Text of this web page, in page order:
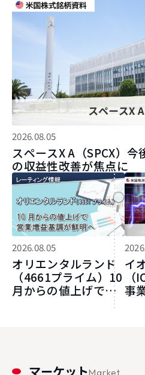
2026.08.05
スペースX A（SPCX）
の収益性改善が焦点に
2026.08.05
オリエンタルランド
（4661プライム）10
月からの値上げで営
業増益基調が鮮明へ
イ
事
マーケットMarket